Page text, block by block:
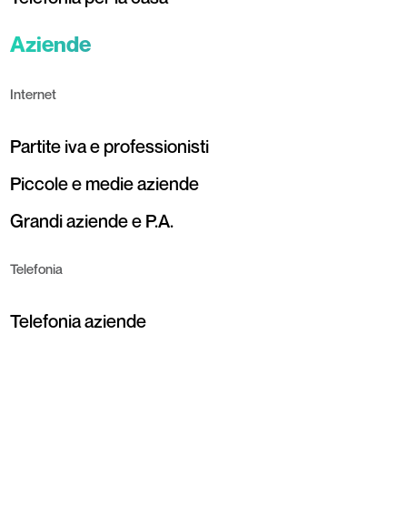
Aziende
Internet
Partite iva e professionisti
Piccole e medie aziende
Grandi aziende e P.A.
Telefonia
Telefonia aziende